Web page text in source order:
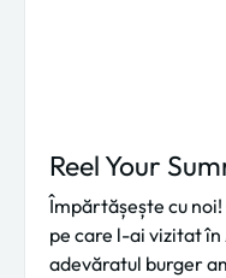
Reel Your
Împărtășește cu
pe care l-ai vizitat
adevăratul burger